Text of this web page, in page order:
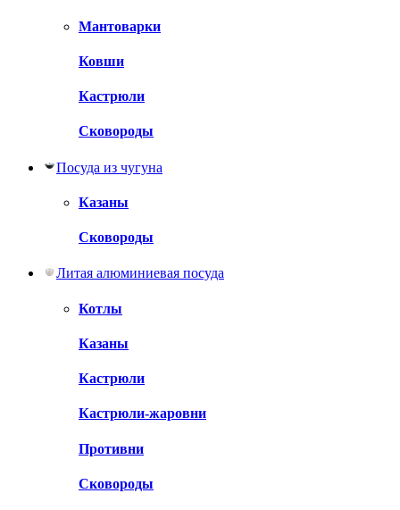
Мантоварки
Ковши
Кастрюли
Сковороды
Посуда из чугуна
Казаны
Сковороды
Литая алюминиевая посуда
Котлы
Казаны
Кастрюли
Кастрюли-жаровни
Противни
Сковороды